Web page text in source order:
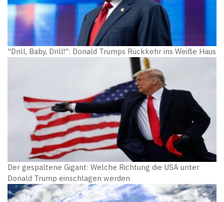
"Drill, Baby, Drill!": Donald Trumps Rückkehr ins Weiße Haus
Der gespaltene Gigant: Welche Richtung die USA unter
Donald Trump einschlagen werden